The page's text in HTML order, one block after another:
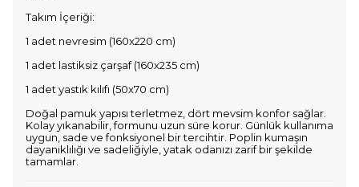
Takım İçeriği:
1 adet nevresim (160x220 cm)
1 adet lastiksiz çarşaf (160x235 cm)
1 adet yastık kılıfı (50x70 cm)
Doğal pamuk yapısı terletmez, dört mevsim konfor sağlar.
Kolay yıkanabilir, formunu uzun süre korur. Günlük kullanıma
uygun, sade ve fonksiyonel bir tercihtir. Poplin kumaşın
dayanıklılığı ve sadeliğiyle, yatak odanızı zarif bir şekilde
tamamlar.